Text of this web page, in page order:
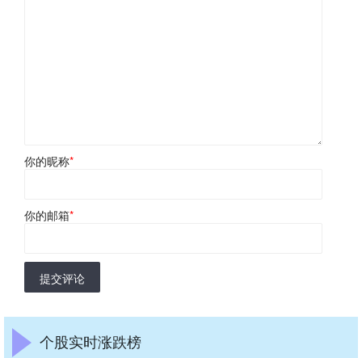
你的昵称*
你的邮箱*
提交评论
个股实时涨跌榜